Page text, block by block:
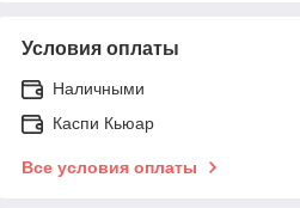
Условия оплаты
Наличными
Каспи Кьюар
Все условия оплаты